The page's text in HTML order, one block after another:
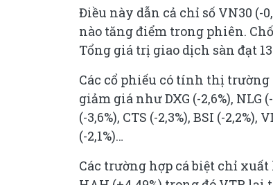
Điều này dẫn cả chỉ số VN30 (-
nào tăng điểm trong phiên.
Tổng giá trị giao dịch sàn đạt
Các cổ phiếu có tính thị
giảm giá như DXG (-2,6%), NLG (-
(-3,6%), CTS (-2,3%), BSI (-2,2%),
(-2,1%)…
Các trường hợp cá biệt chỉ xuất